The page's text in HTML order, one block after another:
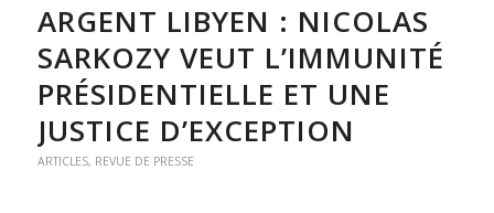
ARGENT LIBYEN : NICOLAS
SARKOZY VEUT L’IMMUNITÉ
PRÉSIDENTIELLE ET UNE
JUSTICE D’EXCEPTION
ARTICLES, REVUE DE PRESSE